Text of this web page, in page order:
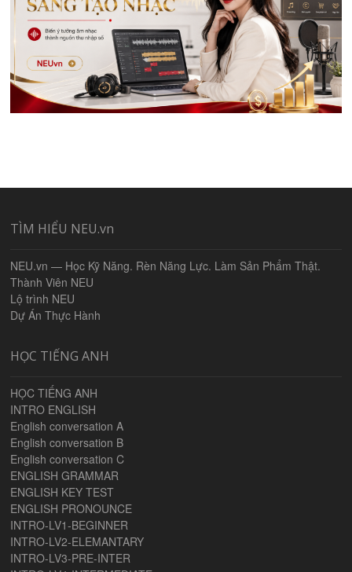
TÌM HIỂU NEU.vn
NEU.vn — Học Kỹ Năng. Rèn Năng Lực. Làm Sản Phẩm Thật.
Thành Viên NEU
Lộ trình NEU
Dự Án Thực Hành
HỌC TIẾNG ANH
HỌC TIẾNG ANH
INTRO ENGLISH
English conversation A
English conversation B
English conversation C
ENGLISH GRAMMAR
ENGLISH KEY TEST
ENGLISH PRONOUNCE
INTRO-LV1-BEGINNER
INTRO-LV2-ELEMANTARY
INTRO-LV3-PRE-INTER